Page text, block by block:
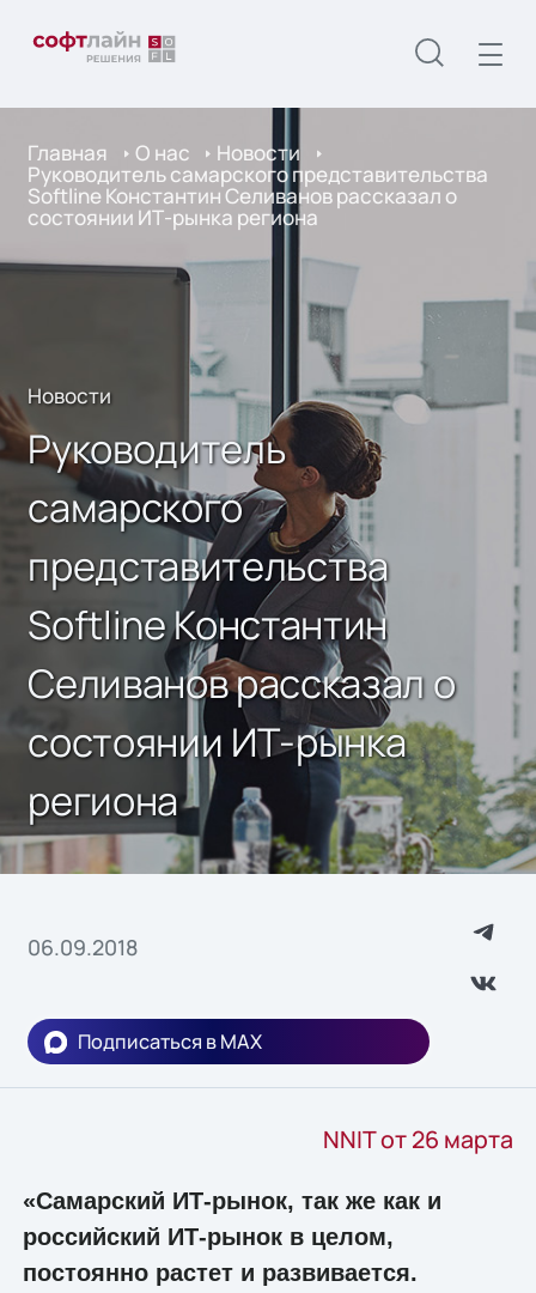
Главная О нас Новости
Руководитель самарского представительства
Softline Константин Селиванов рассказал о
состоянии ИТ-рынка региона
Новости
Руководитель
самарского
представительства
Softline Константин
Селиванов рассказал о
состоянии ИТ-рынка
региона
06.09.2018
Подписаться в MAX
NNIT от 26 марта
«Самарский ИТ-рынок, так же как и
российский ИТ-рынок в целом,
постоянно растет и развивается.